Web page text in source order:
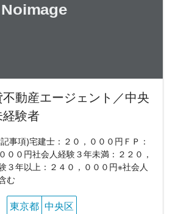
動産エージェント／中央
験者
事項)宅建士：２０，０００円ＦＰ：
００円社会人経験３年未満：２２０，
３年以上：２４０，０００円※社会人
む
東京都 中央区